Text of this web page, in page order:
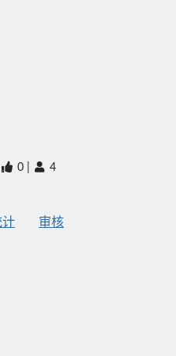
0 4
计
审核